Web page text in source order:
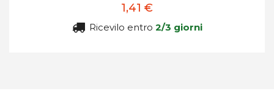
1,41 €
Ricevilo entro 2/3 giorni